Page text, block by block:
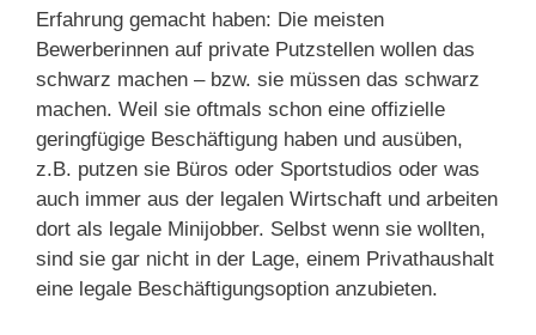
Erfahrung gemacht haben: Die meisten
Bewerberinnen auf private Putzstellen wollen das
schwarz machen – bzw. sie müssen das schwarz
machen. Weil sie oftmals schon eine offizielle
geringfügige Beschäftigung haben und ausüben,
z.B. putzen sie Büros oder Sportstudios oder was
auch immer aus der legalen Wirtschaft und arbeiten
dort als legale Minijobber. Selbst wenn sie wollten,
sind sie gar nicht in der Lage, einem Privathaushalt
eine legale Beschäftigungsoption anzubieten.